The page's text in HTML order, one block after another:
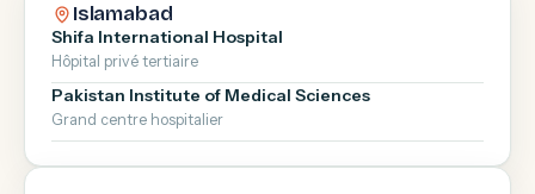
Islamabad
Shifa International Hospital
Hôpital privé tertiaire
Pakistan Institute of Medical Sciences
Grand centre hospitalier